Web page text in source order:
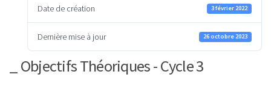
Date de création 3 février 2022
Dernière mise à jour 26 octobre 2023
_ Objectifs Théoriques - Cycle 3